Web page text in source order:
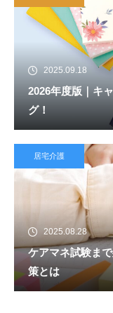
2025.09.18
2026年度版｜キ
グ！
居宅介護
2025.08.28
ケアマネ試験ま
策とは